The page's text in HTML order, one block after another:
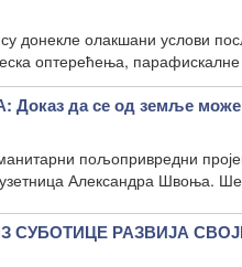
донекле олакшани услови
оптерећења, парафискалне
да се од земље може
пољопривредни
Александра Швоња.
СУБОТИЦЕ РАЗВИЈА